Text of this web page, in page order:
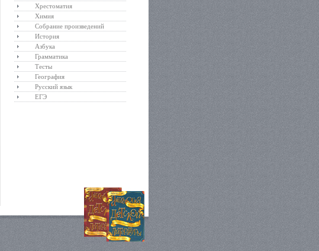
Хрестоматия
Химия
Собрание произведений
История
Азбука
Грамматика
Тесты
География
Русский язык
ЕГЭ